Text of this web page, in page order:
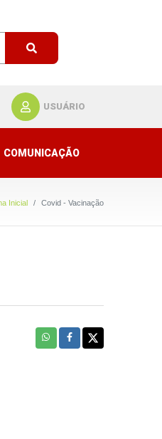
USUÁRIO
COMUNICAÇÃO
Inicial Covid - Vacinação